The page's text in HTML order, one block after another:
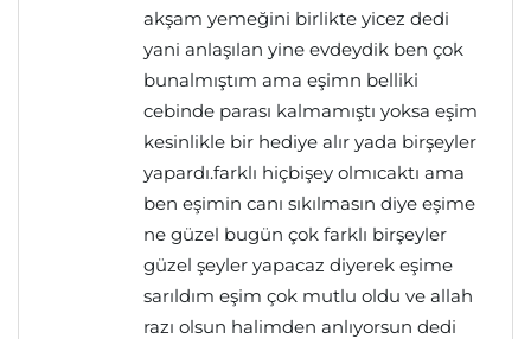
akşam yemeğini birlikte yicez dedi
yani anlaşılan yine evdeydik ben çok
bunalmıştım ama eşimn belliki
cebinde parası kalmamıştı yoksa eşim
kesinlikle bir hediye alır yada birşeyler
yapardı.farklı hiçbişey olmıcaktı ama
ben eşimin canı sıkılmasın diye eşime
ne güzel bugün çok farklı birşeyler
güzel şeyler yapacaz diyerek eşime
sarıldım eşim çok mutlu oldu ve allah
razı olsun halimden anlıyorsun dedi